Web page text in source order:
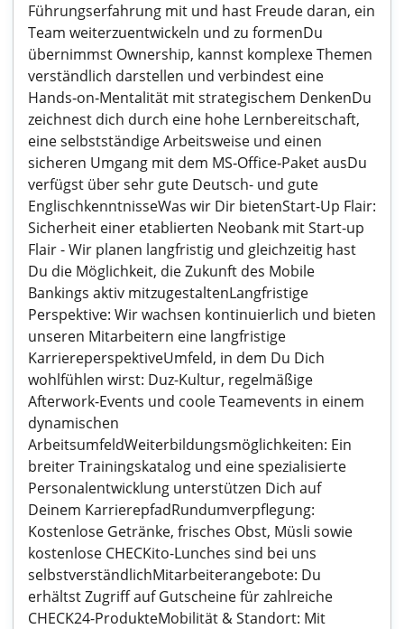
Führungserfahrung mit und hast Freude daran, ein
Team weiterzuentwickeln und zu formenDu
übernimmst Ownership, kannst komplexe Themen
verständlich darstellen und verbindest eine
Hands‑on‑Mentalität mit strategischem DenkenDu
zeichnest dich durch eine hohe Lernbereitschaft,
eine selbstständige Arbeitsweise und einen
sicheren Umgang mit dem MS‑Office‑Paket ausDu
verfügst über sehr gute Deutsch- und gute
EnglischkenntnisseWas wir Dir bietenStart-Up Flair:
Sicherheit einer etablierten Neobank mit Start-up
Flair - Wir planen langfristig und gleichzeitig hast
Du die Möglichkeit, die Zukunft des Mobile
Bankings aktiv mitzugestaltenLangfristige
Perspektive: Wir wachsen kontinuierlich und bieten
unseren Mitarbeitern eine langfristige
KarriereperspektiveUmfeld, in dem Du Dich
wohlfühlen wirst: Duz-Kultur, regelmäßige
Afterwork-Events und coole Teamevents in einem
dynamischen
ArbeitsumfeldWeiterbildungsmöglichkeiten: Ein
breiter Trainingskatalog und eine spezialisierte
Personalentwicklung unterstützen Dich auf
Deinem KarrierepfadRundumverpflegung:
Kostenlose Getränke, frisches Obst, Müsli sowie
kostenlose CHECKito-Lunches sind bei uns
selbstverständlichMitarbeiterangebote: Du
erhältst Zugriff auf Gutscheine für zahlreiche
CHECK24-ProdukteMobilität & Standort: Mit